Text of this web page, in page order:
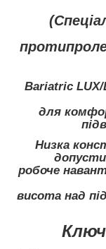
Bariatric LUX/
для
Низка
робоче
висота над